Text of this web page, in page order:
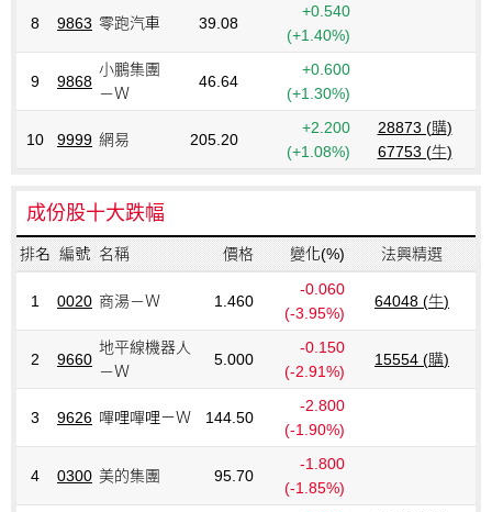
8 9863 零跑汽車 39.08
+0.540
(+1.40%)
9 9868
小鵬集團
－Ｗ
46.64
+0.600
(+1.30%)
10 9999 網易 205.20
+2.200
(+1.08%)
28873 (購)
67753 (牛)
成份股十大跌幅
排名 編號 名稱 價格 變化(%) 法興精選
1 0020 商湯－Ｗ 1.460
-0.060
(-3.95%)
64048 (牛)
2 9660
地平線機器人
－Ｗ
5.000
-0.150
(-2.91%)
15554 (購)
3 9626 嗶哩嗶哩－Ｗ 144.50
-2.800
(-1.90%)
4 0300 美的集團 95.70
-1.800
(-1.85%)